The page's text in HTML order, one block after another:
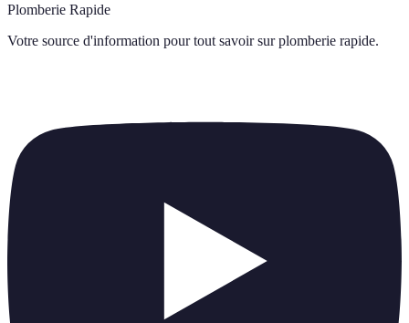
Plomberie Rapide
Votre source d'information pour tout savoir sur plomberie rapide.